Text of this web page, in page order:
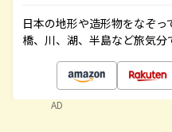
日本の地形や造形物をなぞ
橋、川、湖、半島など旅気分
AD